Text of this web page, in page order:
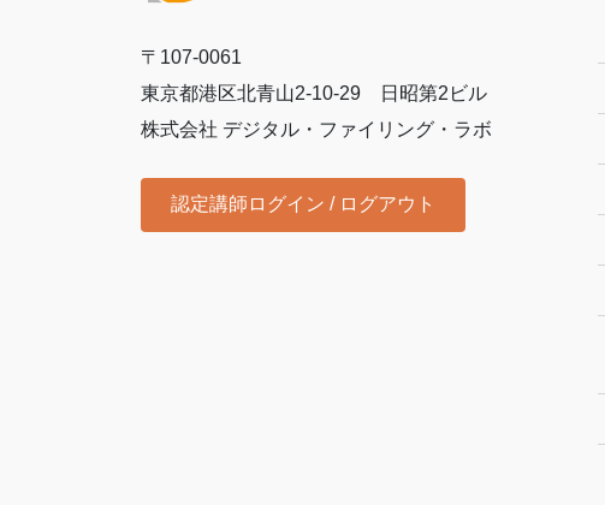
〒107-0061
東京都港区北青山2-10-29 日昭第2ビル
株式会社 デジタル・ファイリング・ラボ
認定講師ログイン / ログアウト